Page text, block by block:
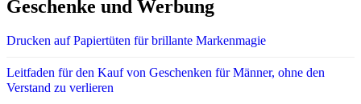
Geschenke und Werbung
Drucken auf Papiertüten für brillante Markenmagie
Leitfaden für den Kauf von Geschenken für Männer, ohne den
Verstand zu verlieren